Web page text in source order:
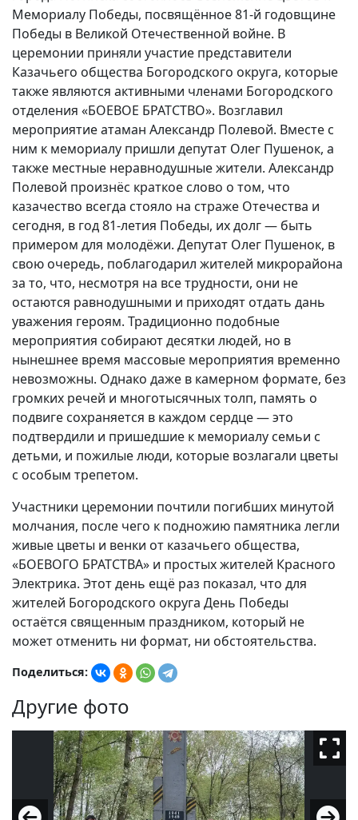
Мемориалу Победы, посвящённое 81-й годовщине
Победы в Великой Отечественной войне. В
церемонии приняли участие представители
Казачьего общества Богородского округа, которые
также являются активными членами Богородского
отделения «БОЕВОЕ БРАТСТВО». Возглавил
мероприятие атаман Александр Полевой. Вместе с
ним к мемориалу пришли депутат Олег Пушенок, а
также местные неравнодушные жители. Александр
Полевой произнёс краткое слово о том, что
казачество всегда стояло на страже Отечества и
сегодня, в год 81-летия Победы, их долг — быть
примером для молодёжи. Депутат Олег Пушенок, в
свою очередь, поблагодарил жителей микрорайона
за то, что, несмотря на все трудности, они не
остаются равнодушными и приходят отдать дань
уважения героям. Традиционно подобные
мероприятия собирают десятки людей, но в
нынешнее время массовые мероприятия временно
невозможны. Однако даже в камерном формате, без
громких речей и многотысячных толп, память о
подвиге сохраняется в каждом сердце — это
подтвердили и пришедшие к мемориалу семьи с
детьми, и пожилые люди, которые возлагали цветы
с особым трепетом.
Участники церемонии почтили погибших минутой
молчания, после чего к подножию памятника легли
живые цветы и венки от казачьего общества,
«БОЕВОГО БРАТСТВА» и простых жителей Красного
Электрика. Этот день ещё раз показал, что для
жителей Богородского округа День Победы
остаётся священным праздником, который не
может отменить ни формат, ни обстоятельства.
Поделиться:
Другие фото